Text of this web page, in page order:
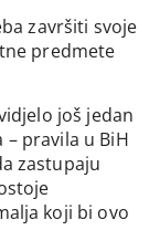
završiti svoje
predmete
još jedan
pravila u BiH
zastupaju
koji bi ovo